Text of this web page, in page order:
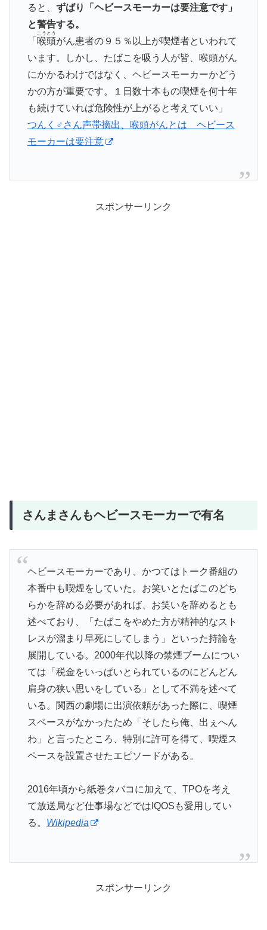
ると、 ずばり「ヘビースモーカーは要注意です」
と警告する。
「 喉頭
こうとう
がん患者の９５％以上が喫煙者といわれて
います。しかし、たばこを吸う人が皆、喉頭がん
にかかるわけではなく、ヘビースモーカーかどう
かの方が重要です。１日数十本もの喫煙を何十年
も続けていれば危険性が上がると考えていい」
つんく♂さん声帯摘出、喉頭がんとは ヘビース
モーカーは要注意
スポンサーリンク
さんまさんもヘビースモーカーで有名
ヘビースモーカーであり、かつてはトーク番組の
本番中も喫煙をしていた。お笑いとたばこのどち
らかを辞める必要があれば、お笑いを辞めるとも
述べており、「たばこをやめた方が精神的なスト
レスが溜まり早死にしてしまう」といった持論を
展開している。2000年代以降の禁煙ブームについ
ては「税金をいっぱいとられているのにどんどん
肩身の狭い思いをしている」として不満を述べて
いる。関西の劇場に出演依頼があった際に、喫煙
スペースがなかったため「そしたら俺、出ぇへん
わ」と言ったところ、特別に許可を得て、喫煙ス
ペースを設置させたエピソードがある。
2016年頃から紙巻タバコに加えて、TPOを考え
て放送局など仕事場などではIQOSも愛用してい
る。 Wikipedia
スポンサーリンク